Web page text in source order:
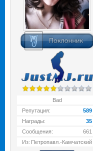
Bad
Репутация:
589
Награды:
35
Сообщения:
661
Из: Петропавл.-Камчатский